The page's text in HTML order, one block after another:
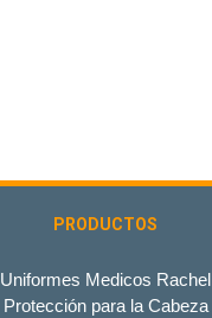
PRODUCTOS
Uniformes Medicos Rachel
Protección para la Cabeza